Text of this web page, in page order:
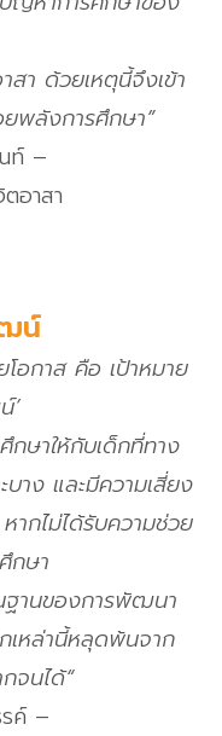
า ด้วยเหตุนี้จึงเข้า
ยพลังการศึกษา”
ท์ –
อาสา
น์
โอกาส คือ เป้าหมาย
’
กษาให้กับเด็กที่ทาง
บาง และมีความเสี่ยง
ากไม่ได้รับความช่วย
กษา
ฐานของการพัฒนา
กเหล่านี้หลุดพ้นจาก
จนได้“
ค์ –